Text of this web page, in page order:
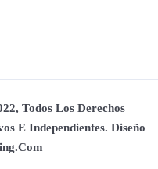
Todos Los Derechos
E Independientes. Diseño